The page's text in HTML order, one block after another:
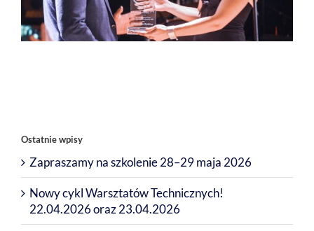
Ostatnie wpisy
Zapraszamy na szkolenie 28–29 maja 2026
Nowy cykl Warsztatów Technicznych!
22.04.2026 oraz 23.04.2026